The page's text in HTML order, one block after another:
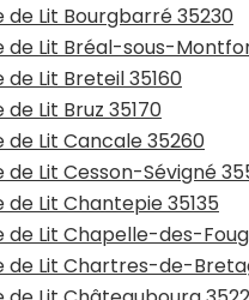
Lit Bourgbarré 35230
Lit Bréal-sous-
Lit Breteil 35160
Lit Bruz 35170
Lit Cancale 35260
Lit Cesson-Sévigné
Lit Chantepie 35135
Lit Chapelle-des-
Lit Chartres-de-